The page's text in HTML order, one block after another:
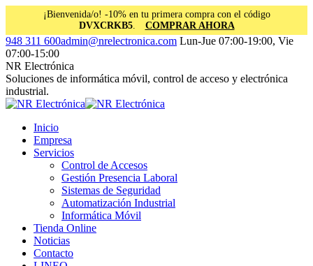
¡Bienvenida/o! -10% en tu primera compra con el código
DVXCRKB5. COMPRAR AHORA
Saltar
al
contenido
Facebook
page
opens
in
new
window
Instagram
page
opens
in
new
window
Linkedin
page
opens
in
new
window
948 311 600admin@nrelectronica.com Lun-Jue 07:00-19:00, Vie
07:00-15:00
NR Electrónica
Soluciones de informática móvil, control de acceso y electrónica
industrial.
Inicio
Empresa
Servicios
Control de Accesos
Gestión Presencia Laboral
Sistemas de Seguridad
Automatización Industrial
Informática Móvil
Tienda Online
Noticias
Contacto